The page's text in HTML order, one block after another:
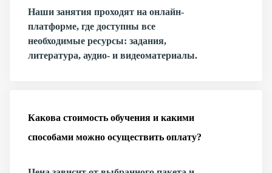
Наши занятия проходят на онлайн-
платформе, где доступны все
необходимые ресурсы: задания,
литература, аудио- и видеоматериалы.
Какова стоимость обучения и какими
способами можно осуществить оплату?